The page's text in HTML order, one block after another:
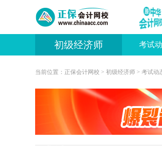
初级经济师 考试
当前位置： 正保会计网校 > 初级经济师 > 考试动